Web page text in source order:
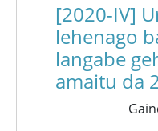
[2020-IV]
lehenago
langabe
amaitu da